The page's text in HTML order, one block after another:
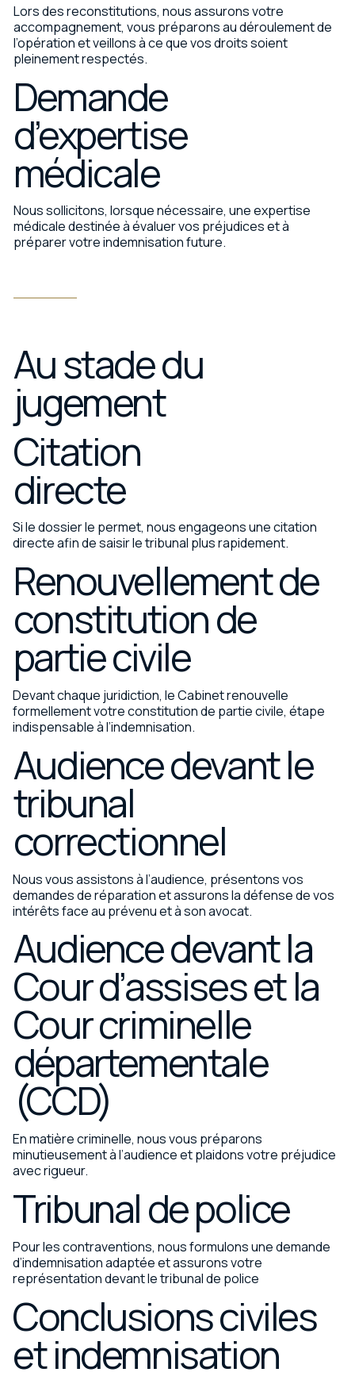
Lors des reconstitutions, nous assurons votre
accompagnement, vous préparons au déroulement de
l’opération et veillons à ce que vos droits soient
pleinement respectés.
Demande
d’expertise
médicale
Nous sollicitons, lorsque nécessaire, une expertise
médicale destinée à évaluer vos préjudices et à
préparer votre indemnisation future.
Au stade du
jugement
Citation
directe
Si le dossier le permet, nous engageons une citation
directe afin de saisir le tribunal plus rapidement.
Renouvellement de
constitution de
partie civile
Devant chaque juridiction, le Cabinet renouvelle
formellement votre constitution de partie civile, étape
indispensable à l’indemnisation.
Audience devant le
tribunal
correctionnel
Nous vous assistons à l’audience, présentons vos
demandes de réparation et assurons la défense de vos
intérêts face au prévenu et à son avocat.
Audience devant la
Cour d’assises et la
Cour criminelle
départementale
(CCD)
En matière criminelle, nous vous préparons
minutieusement à l’audience et plaidons votre préjudice
avec rigueur.
Tribunal de police
Pour les contraventions, nous formulons une demande
d’indemnisation adaptée et assurons votre
représentation devant le tribunal de police
Conclusions civiles
et indemnisation